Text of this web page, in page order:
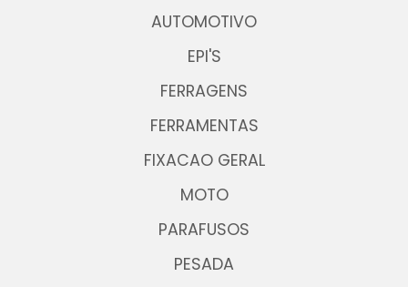
AUTOMOTIVO
EPI'S
FERRAGENS
FERRAMENTAS
FIXACAO GERAL
MOTO
PARAFUSOS
PESADA